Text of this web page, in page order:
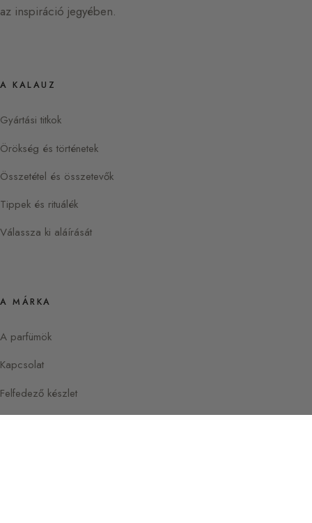
az inspiráció jegyében.
A KALAUZ
Gyártási titkok
Örökség és történetek
Összetétel és összetevők
Tippek és rituálék
Válassza ki aláírását
A MÁRKA
A parfümök
Kapcsolat
Felfedező készlet